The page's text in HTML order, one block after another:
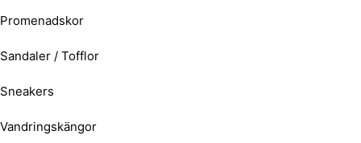
Promenadskor
Sandaler / Tofflor
Sneakers
Vandringskängor